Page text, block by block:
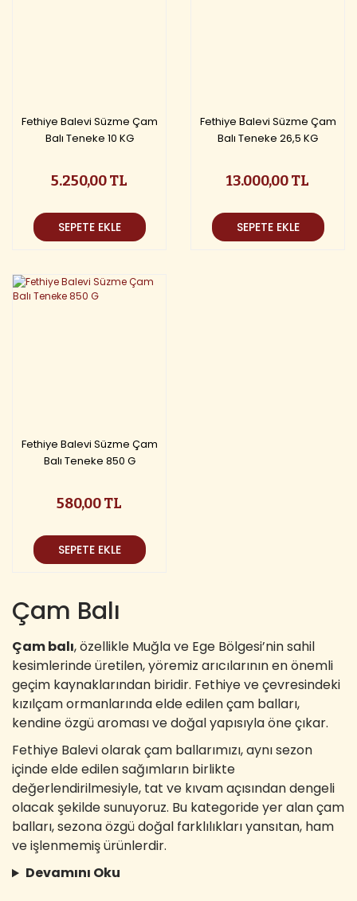
Fethiye Balevi Süzme Çam
Balı Teneke 10 KG
5.250,00 TL
SEPETE EKLE
Fethiye Balevi Süzme Çam
Balı Teneke 26,5 KG
13.000,00 TL
SEPETE EKLE
Fethiye Balevi Süzme Çam
Balı Teneke 850 G
580,00 TL
SEPETE EKLE
Çam Balı
Çam balı, özellikle Muğla ve Ege Bölgesi’nin sahil
kesimlerinde üretilen, yöremiz arıcılarının en önemli
geçim kaynaklarından biridir. Fethiye ve çevresindeki
kızılçam ormanlarında elde edilen çam balları,
kendine özgü aroması ve doğal yapısıyla öne çıkar.
Fethiye Balevi olarak çam ballarımızı, aynı sezon
içinde elde edilen sağımların birlikte
değerlendirilmesiyle, tat ve kıvam açısından dengeli
olacak şekilde sunuyoruz. Bu kategoride yer alan çam
balları, sezona özgü doğal farklılıkları yansıtan, ham
ve işlenmemiş ürünlerdir.
Devamını Oku